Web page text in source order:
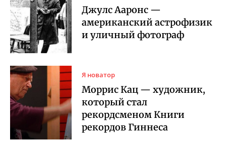
Джулс Ааронс —
американский астрофизик
и уличный фотограф
Я новатор
Моррис Кац — художник,
который стал
рекордсменом Книги
рекордов Гиннеса